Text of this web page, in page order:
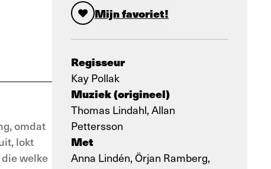
Mijn favoriet!
Regisseur
Kay Pollak
Muziek (origineel)
Thomas Lindahl, Allan
Pettersson
Met
Anna Lindén, Örjan Ramberg,
omdat
lokt
welke